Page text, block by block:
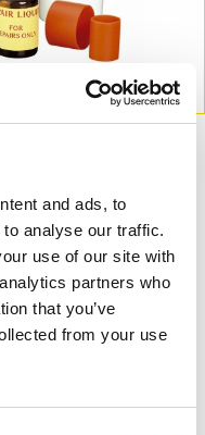
and ads, to
analyse our traffic.
use of our site with
partners who
that you’ve
from your use